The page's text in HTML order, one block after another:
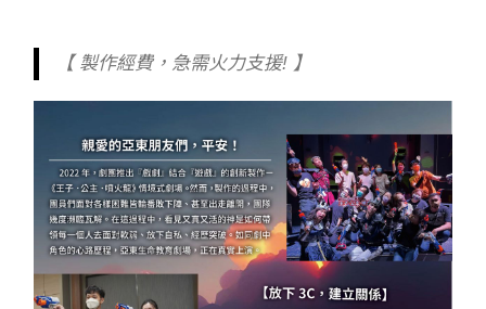
【 製作經費，急需火力支援! 】